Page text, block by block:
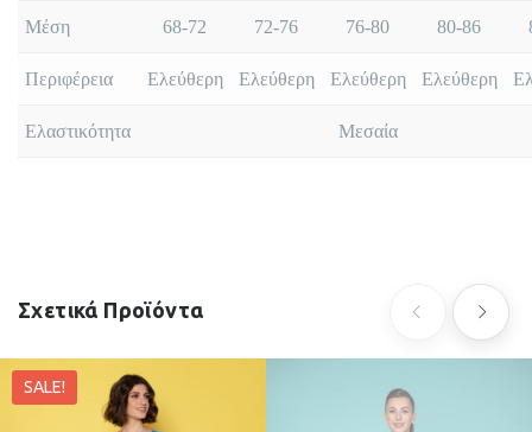
Μέση 68-72 72-76 76-80 80-86
Περιφέρεια Ελεύθερη Ελεύθερη Ελεύθερη Ελεύθερη
Ελαστικότητα Μεσαία
Σχετικά Προϊόντα
SALE!